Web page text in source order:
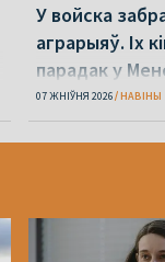
У войска
аграрыяў. Іх
парадак у
07 ЖНІЎНЯ 2026 НАВІНЫ